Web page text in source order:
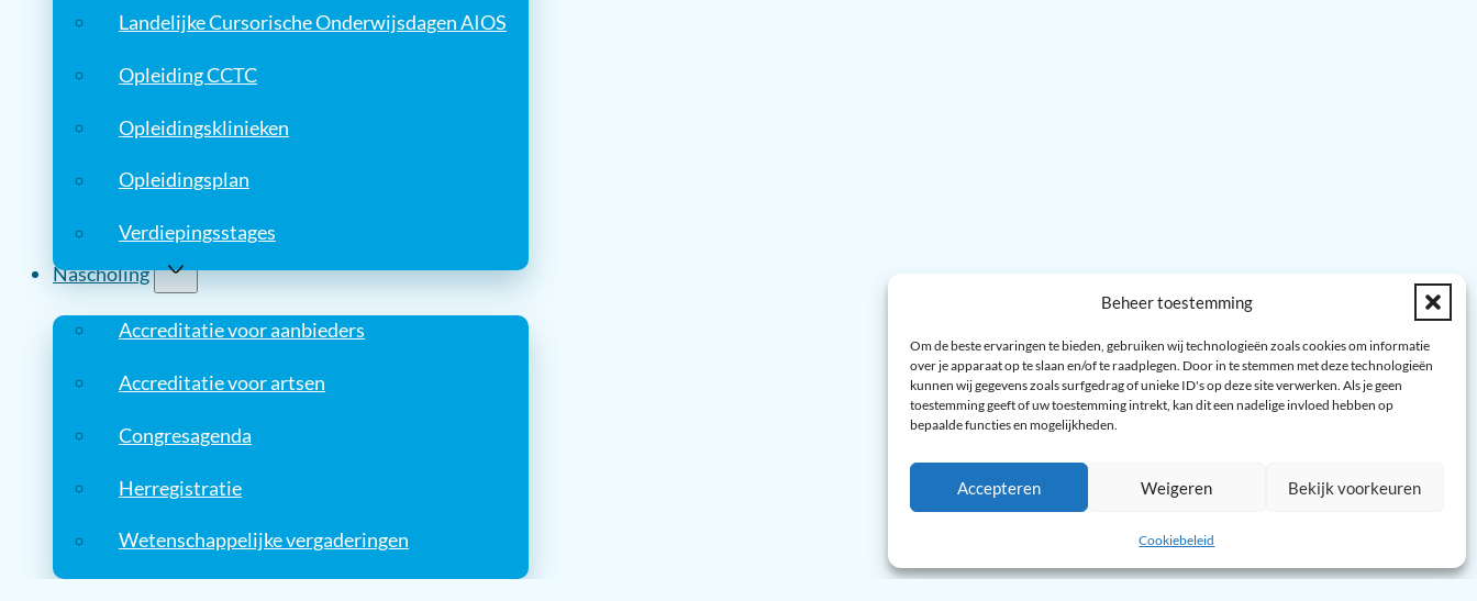
Beheer toestemming
Om de beste ervaringen te bieden, gebruiken wij technologieën zoals cookies om informatie
over je apparaat op te slaan en/of te raadplegen. Door in te stemmen met deze technologieën
kunnen wij gegevens zoals surfgedrag of unieke ID's op deze site verwerken. Als je geen
toestemming geeft of uw toestemming intrekt, kan dit een nadelige invloed hebben op
bepaalde functies en mogelijkheden.
Accepteren Weigeren Bekijk voorkeuren
Cookiebeleid
Landelijke Cursorische Onderwijsdagen AIOS
Opleiding CCTC
Opleidingsklinieken
Opleidingsplan
Verdiepingsstages
Nascholing
Accreditatie voor aanbieders
Accreditatie voor artsen
Congresagenda
Herregistratie
Wetenschappelijke vergaderingen